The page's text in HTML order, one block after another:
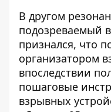
В другом
подозреваемый
признался, что
организатором
впоследствии
пошаговые
взрывных